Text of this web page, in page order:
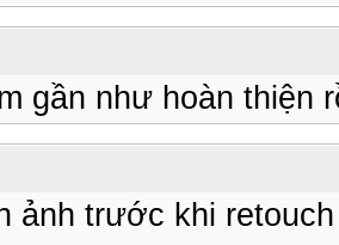
gần như hoàn thiện
ảnh trước khi